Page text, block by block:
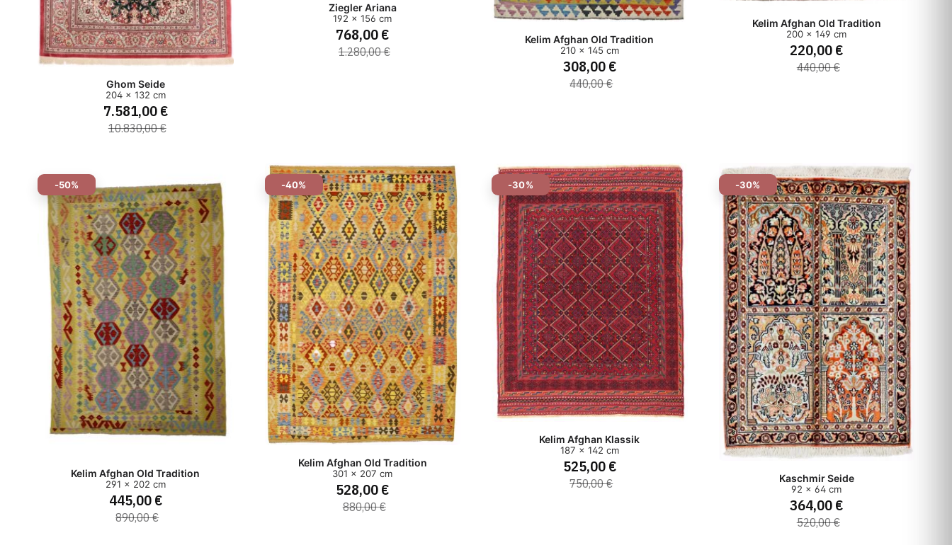
Ghom Seide
204 x 132 cm
7.581,00 €
10.830,00 €
Ziegler Ariana
192 x 156 cm
768,00 €
1.280,00 €
Kelim Afghan Old Tradition
210 x 145 cm
308,00 €
440,00 €
Kelim Afghan Old Tradition
200 x 149 cm
220,00 €
440,00 €
-50%
Kelim Afghan Old Tradition
291 x 202 cm
445,00 €
890,00 €
-40%
Kelim Afghan Old Tradition
301 x 207 cm
528,00 €
880,00 €
-30%
Kelim Afghan Klassik
187 x 142 cm
525,00 €
750,00 €
-30%
Kaschmir Seide
92 x 64 cm
364,00 €
520,00 €